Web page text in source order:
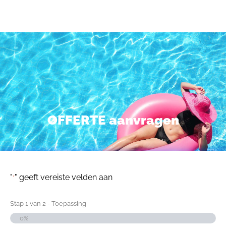
OFFERTE aanvragen
"*" geeft vereiste velden aan
Stap 1 van 2 - Toepassing
0%